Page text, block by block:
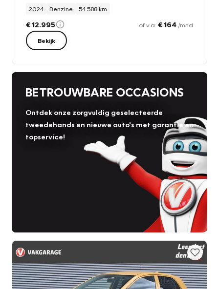
2024
Benzine 54.588 km
€ 12.995 of v.a. € 164 /mnd
Bekijk
BETROUWBARE OCCASIONS
Ontdek onze zorgvuldig geselecteerde
tweedehands en nieuwe auto's met garantie en
topservice!